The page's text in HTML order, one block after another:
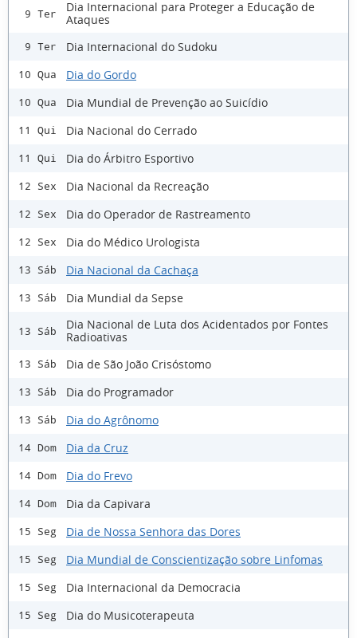
9 Ter
Dia Internacional para Proteger a Educação de
Ataques
9 Ter Dia Internacional do Sudoku
10 Qua Dia do Gordo
10 Qua Dia Mundial de Prevenção ao Suicídio
11 Qui Dia Nacional do Cerrado
11 Qui Dia do Árbitro Esportivo
12 Sex Dia Nacional da Recreação
12 Sex Dia do Operador de Rastreamento
12 Sex Dia do Médico Urologista
13 Sáb Dia Nacional da Cachaça
13 Sáb Dia Mundial da Sepse
13 Sáb
Dia Nacional de Luta dos Acidentados por Fontes
Radioativas
13 Sáb Dia de São João Crisóstomo
13 Sáb Dia do Programador
13 Sáb Dia do Agrônomo
14 Dom Dia da Cruz
14 Dom Dia do Frevo
14 Dom Dia da Capivara
15 Seg Dia de Nossa Senhora das Dores
15 Seg Dia Mundial de Conscientização sobre Linfomas
15 Seg Dia Internacional da Democracia
15 Seg Dia do Musicoterapeuta